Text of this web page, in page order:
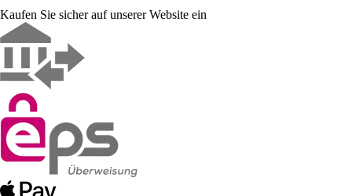
Kaufen Sie sicher auf unserer Website ein